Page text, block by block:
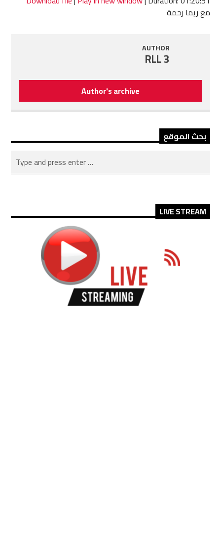
SHARE
مع ريما رحمة
AUTHOR
RLL 3
Author's archive
بحث الموقع
LIVE STREAM